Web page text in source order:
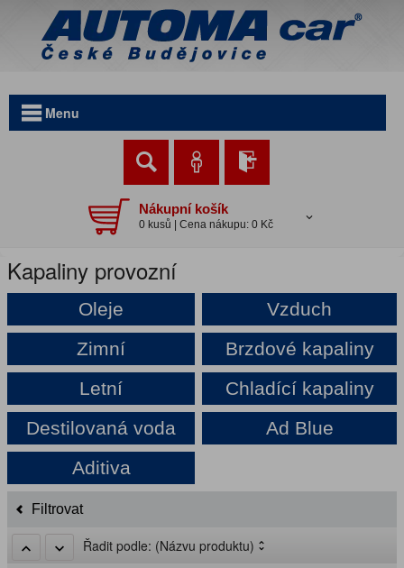
Menu
Nákupní košík
0 kusů | Cena nákupu: 0 Kč
Kapaliny provozní
Oleje
Vzduch
Zimní
Brzdové kapaliny
Letní
Chladící kapaliny
Destilovaná voda
Ad Blue
Aditiva
Filtrovat
Řadit podle: (Názvu produktu)